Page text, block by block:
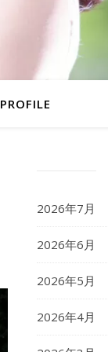
PROFILE
2026年7月
2026年6月
2026年5月
2026年4月